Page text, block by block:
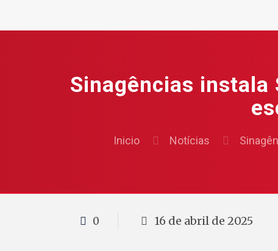
Sinagências instala
Inicio Notícias
0 16 de abril de 2025